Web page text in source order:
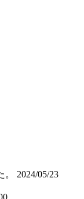
2024/05/23